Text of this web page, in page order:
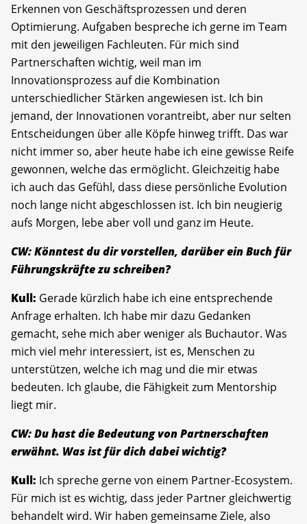
Erkennen von Geschäftsprozessen und deren
Optimierung. Aufgaben bespreche ich gerne im Team
mit den jeweiligen Fachleuten. Für mich sind
Partnerschaften wichtig, weil man im
Innovationsprozess auf die Kombination
unterschiedlicher Stärken angewiesen ist. Ich bin
jemand, der Innovationen vorantreibt, aber nur selten
Entscheidungen über alle Köpfe hinweg trifft. Das war
nicht immer so, aber heute habe ich eine gewisse Reife
gewonnen, welche das ermöglicht. Gleichzeitig habe
ich auch das Gefühl, dass diese persönliche Evolution
noch lange nicht abgeschlossen ist. Ich bin neugierig
aufs Morgen, lebe aber voll und ganz im Heute.
CW: Könntest du dir vorstellen, darüber ein Buch für
Führungskräfte zu schreiben?
Kull: Gerade kürzlich habe ich eine entsprechende
Anfrage erhalten. Ich habe mir dazu Gedanken
gemacht, sehe mich aber weniger als Buchautor. Was
mich viel mehr interessiert, ist es, Menschen zu
unterstützen, welche ich mag und die mir etwas
bedeuten. Ich glaube, die Fähigkeit zum Mentorship
liegt mir.
CW: Du hast die Bedeutung von Partnerschaften
erwähnt. Was ist für dich dabei wichtig?
Kull: Ich spreche gerne von einem Partner-Ecosystem.
Für mich ist es wichtig, dass jeder Partner gleichwertig
behandelt wird. Wir haben gemeinsame Ziele, also